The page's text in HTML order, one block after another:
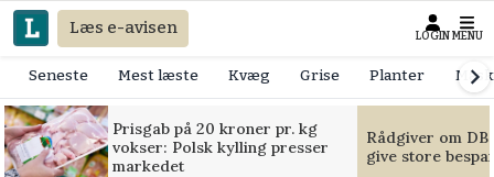
Læs e-avisen LOGIN MENU
Seneste Mest læste Kvæg Grise Planter
Prisgab på 20 kroner pr. kg
vokser: Polsk kylling presser
markedet
Rådgiver om
give store